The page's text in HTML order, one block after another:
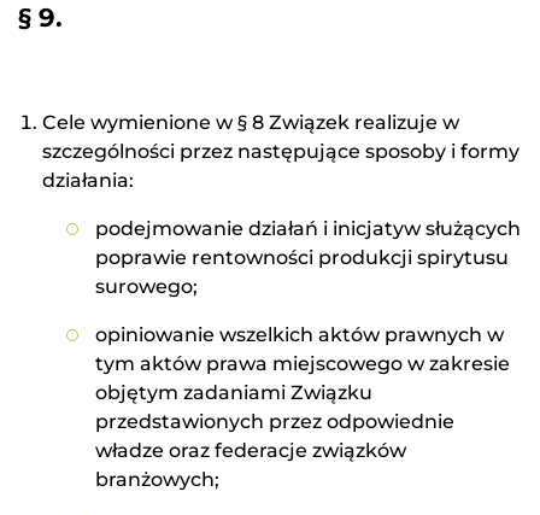
§ 9.
Cele wymienione w § 8 Związek realizuje w
szczególności przez następujące sposoby i formy
działania:
podejmowanie działań i inicjatyw służących
poprawie rentowności produkcji spirytusu
surowego;
opiniowanie wszelkich aktów prawnych w
tym aktów prawa miejscowego w zakresie
objętym zadaniami Związku
przedstawionych przez odpowiednie
władze oraz federacje związków
branżowych;